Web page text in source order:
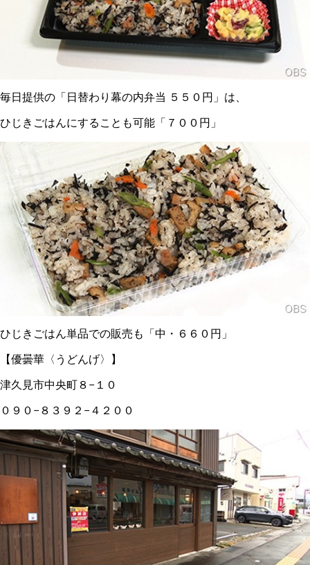
毎日提供の「日替わり幕の内弁当 ５５０円」は、
ひじきごはんにすることも可能「７００円」
ひじきごはん単品での販売も「中・６６０円」
【優曇華〈うどんげ〉】
津久見市中央町８−１０
０９０−８３９２−４２００